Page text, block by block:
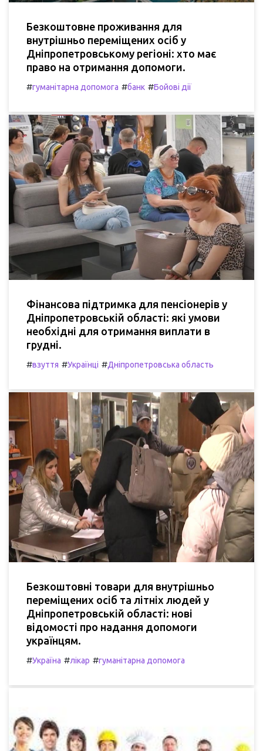
Безкоштовне проживання для
внутрішньо переміщених осіб у
Дніпропетровському регіоні: хто має
право на отримання допомоги.
#гуманітарна допомога #банк #Бойові дії
Фінансова підтримка для пенсіонерів у
Дніпропетровській області: які умови
необхідні для отримання виплати в
грудні.
#взуття #Українці #Дніпропетровська область
Безкоштовні товари для внутрішньо
переміщених осіб та літніх людей у
Дніпропетровській області: нові
відомості про надання допомоги
українцям.
#Україна #лікар #гуманітарна допомога